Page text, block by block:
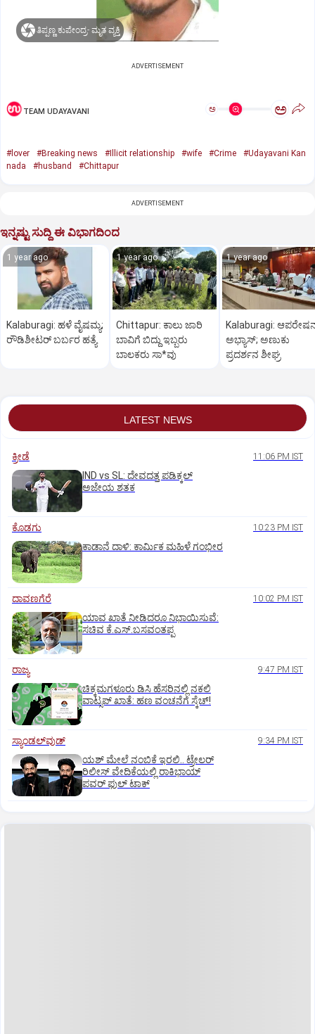
ತಿಪ್ಪಣ್ಣ ಕುಪೇಂದ್ರ- ಮೃತ ವ್ಯಕ್ತಿ
ADVERTISEMENT
TEAM UDAYAVANI ಅ ಅ
#lover #Breaking news #Illicit relationship #wife #Crime
#Udayavani Kan
nada
#husband #Chittapur
ADVERTISEMENT
ಇನ್ನಷ್ಟು ಸುದ್ದಿ ಈ ವಿಭಾಗದಿಂದ
1 year ago
Kalaburagi: ಹಳೆ ವೈಷಮ್ಯ;
ರೌಡಿಶೀಟರ್ ಬರ್ಬರ ಹತ್ಯೆ
1 year ago
Chittapur: ಕಾಲು ಜಾರಿ
ಬಾವಿಗೆ ಬಿದ್ದು ಇಬ್ಬರು
ಬಾಲಕರು ಸಾ*ವು
1 year ago
Kalaburagi:
ಅಭ್ಯಾಸ್; ಅಣುಕು
ಪ್ರದರ್ಶನ ಶೀಘ್ರ
LATEST NEWS
ಕ್ರೀಡೆ 11:06 PM IST
IND vs SL: ದೇವದತ್ತ ಪಡಿಕ್ಕಲ್‌
ಅಜೇಯ ಶತಕ
ಕೊಡಗು 10:23 PM IST
ಕಾಡಾನೆ ದಾಳಿ: ಕಾರ್ಮಿಕ ಮಹಿಳೆ ಗಂಭೀರ
ದಾವಣಗೆರೆ 10:02 PM IST
ಯಾವ ಖಾತೆ ನೀಡಿದರೂ ನಿಭಾಯಿಸುವೆ:
ಸಚಿವ ಕೆ.ಎಸ್.ಬಸವಂತಪ್ಪ
ರಾಜ್ಯ 9:47 PM IST
ಚಿಕ್ಕಮಗಳೂರು ಡಿಸಿ ಹೆಸರಿನಲ್ಲಿ ನಕಲಿ
ವಾಟ್ಸಪ್ ಖಾತೆ: ಹಣ ವಂಚನೆಗೆ ಸ್ಕೆಚ್!
ಸ್ಯಾಂಡಲ್‌ವುಡ್‌ 9:34 PM IST
ಯಶ್‌ ಮೇಲೆ ನಂಬಿಕೆ ಇರಲಿ.. ಟ್ರೇಲರ್‌
ರಿಲೀಸ್‌ ವೇದಿಕೆಯಲ್ಲಿ ರಾಕಿಭಾಯ್‌
ಪವರ್‌ ಫುಲ್‌ ಟಾಕ್